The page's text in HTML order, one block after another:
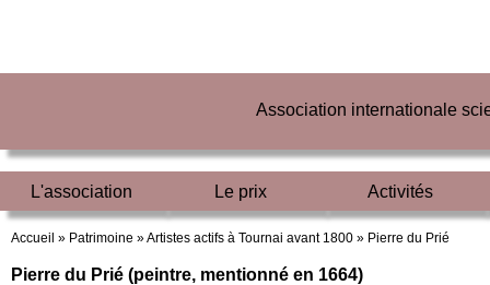
Association internationale
L'association Le prix Activités
Accueil » Patrimoine »Artistes actifs à Tournai avant 1800 » Pierre du Prié
Pierre du Prié (peintre, mentionné en 1664)